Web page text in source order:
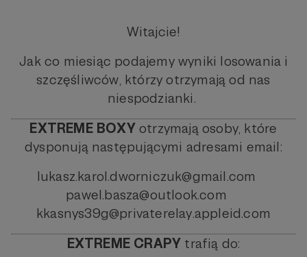
Witajcie!
Jak co miesiąc podajemy wyniki losowania i
szczęśliwców, którzy otrzymają od nas
niespodzianki.
EXTREME BOXYotrzymają osoby, które
dysponują następującymi adresami email:
lukasz.karol.dworniczuk@gmail.com
pawel.basza@outlook.com
kkasnys39g@privaterelay.appleid.com
EXTREME CRAPY trafią do: